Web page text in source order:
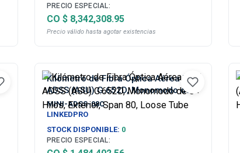
PRECIO ESPECIAL:
CO $ 8,342,308.95
Precio válido hasta agotar existencias
Kilómetro de Fibra Óptica Aérea Mini
ADSS (ASU) G.652D, Monomodo de 8
Hilos, Exterior, Span 80, Loose Tube
MINI-ADSS-08C
LINKEDPRO
STOCK DISPONIBLE: 0
PRECIO ESPECIAL: